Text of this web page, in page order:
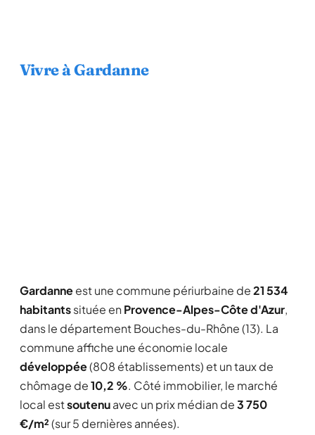
Vivre à Gardanne
Gardanneest une commune périurbaine de21 534
habitantssituée en Provence-Alpes-Côte d'Azur,
dans le département Bouches-du-Rhône (13). La
commune affiche une économie locale
développée(808 établissements) et un taux de
chômage de10,2 %. Côté immobilier, le marché
local estsoutenuavec un prix médian de3 750
€/m²(sur 5 dernières années).